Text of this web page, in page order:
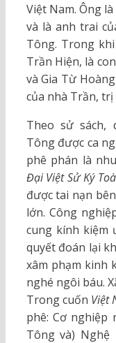
Việt Nam. Ông
và là anh trai
Tông. Trong
Trần Hiện, là
và Gia Từ
của nhà Trần, trị
Theo sử sách,
Tông được ca
phê phán là
Đại Việt Sử Ký
được tai nạn
lớn. Công
cung kính kiệm
quyết đoán lại
xâm phạm kinh
nghé ngôi báu.
Trong cuốn Việt
phê: Cơ nghiệp
Tông và)